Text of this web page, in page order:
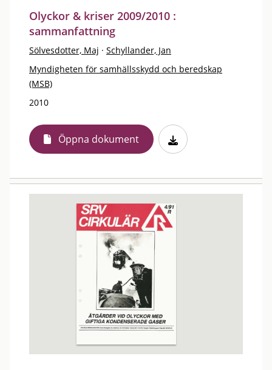
Olyckor & kriser 2009/2010 :
sammanfattning
Sölvesdotter, Maj · Schyllander, Jan
Myndigheten för samhällsskydd och beredskap
(MSB)
2010
Öppna dokument